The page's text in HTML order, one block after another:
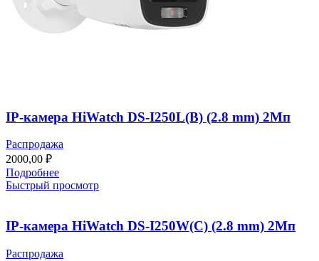
IP-камера HiWatch DS-I250L(B) (2.8 mm) 2Мп
Распродажа
2000,00 ₽
Подробнее
Быстрый просмотр
IP-камера HiWatch DS-I250W(C) (2.8 mm) 2Мп
Распродажа